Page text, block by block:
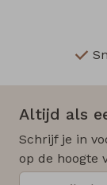
Altijd als
Schrijf je in
op de hoogte